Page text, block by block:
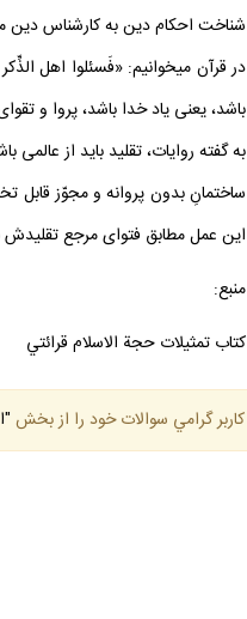
شناخت احكام دين به كارشناس دين
باشد، يعنى ياد خدا باشد، پروا و
به گفته روايات، تقليد بايد از
ساختمانِ بدون پروانه و مجوّز قابل
اين عمل مطابق فتواى مرجع تقليدش
منبع:
كتاب تمثيلات حجة الاسلام قرائتي
كاربر گرامي سوالات خود را از بخش